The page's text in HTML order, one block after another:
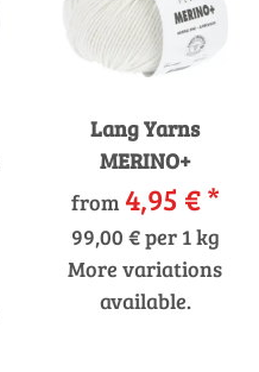
Lang Yarns
MERINO+
from 4,95 €*
99,00 € per 1 kg
More variations
available.